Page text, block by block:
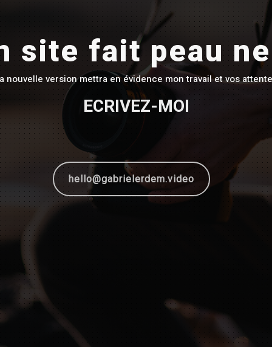
site fait peau
nouvelle version mettra en évidence mon travail et vos
ECRIVEZ-MOI
hello@gabrielerdem.video